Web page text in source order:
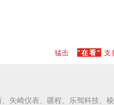
猛击 “在看” 支
矢崎仪表、疆程、乐驾科技、